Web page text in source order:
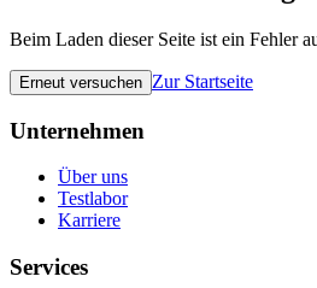
Beim Laden dieser Seite ist ein Fehler
Erneut versuchen Zur Startseite
Unternehmen
Über uns
Testlabor
Karriere
Services